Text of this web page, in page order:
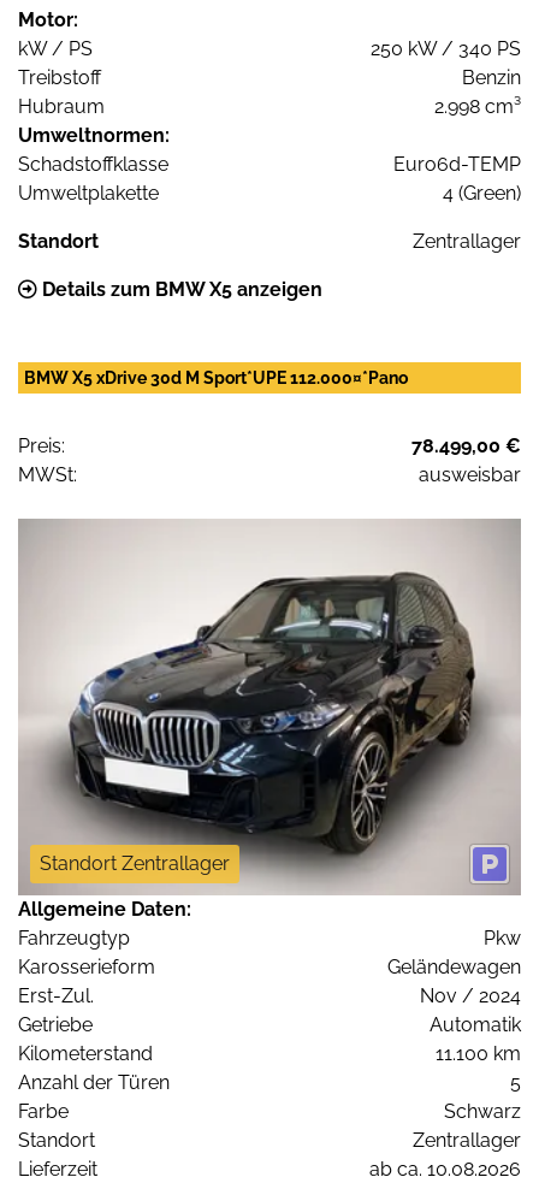
Motor:
kW / PS
250 kW / 340 PS
Treibstoff
Benzin
Hubraum
2.998 cm³
Umweltnormen:
Schadstoffklasse
Euro6d-TEMP
Umweltplakette
4 (Green)
Standort Zentrallager
Details zum BMW X5 anzeigen
BMW X5 xDrive 30d M Sport*UPE 112.000¤*Pano
Preis:
78.499,00 €
MWSt:
ausweisbar
Standort Zentrallager
Allgemeine Daten:
Fahrzeugtyp
Pkw
Karosserieform
Geländewagen
Erst-Zul.
Nov / 2024
Getriebe
Automatik
Kilometerstand
11.100 km
Anzahl der Türen
5
Farbe
Schwarz
Standort
Zentrallager
Lieferzeit
ab ca. 10.08.2026